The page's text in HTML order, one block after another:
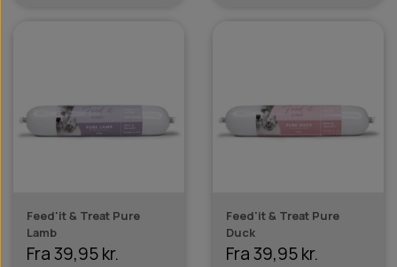
Feed'it & Treat Pure
Lamb
Fra 39,95 kr.
Feed'it & Treat Pure
Duck
Fra 39,95 kr.